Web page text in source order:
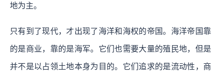
地为主。
只有到了现代，才出现了海洋和海权的帝国。海洋帝国靠
的是商业，靠的是海军。它们也需要大量的殖民地，但是
并不是以占领土地本身为目的。它们追求的是流动性，商